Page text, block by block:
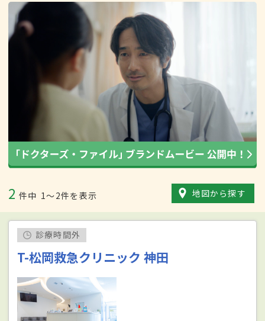
2 件中 1〜2件を表示 地図から探す
診療時間外
T-松岡救急クリニック 神田